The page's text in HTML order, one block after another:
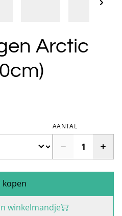
Arctic
AANTAL
kopen
winkelmandje